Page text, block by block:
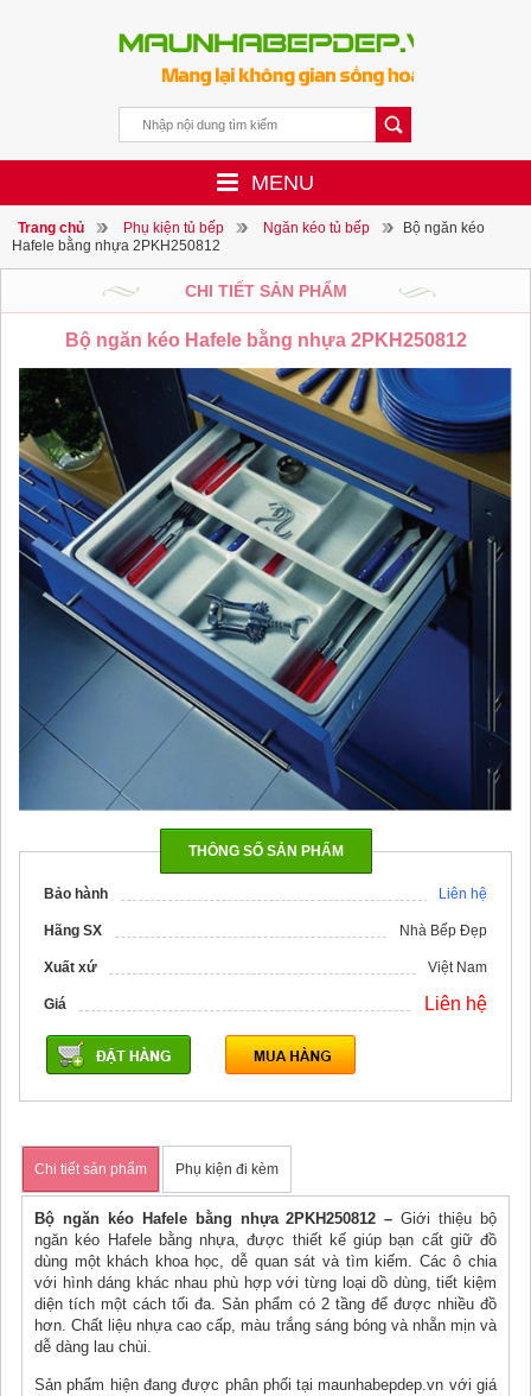
MENU
Trang chủ Phụ kiện tủ bếp Ngăn kéo tủ bếp
Bộ ngăn kéo
Hafele bằng nhựa 2PKH250812
CHI TIẾT SẢN PHẨM
Bộ ngăn kéo Hafele bằng nhựa 2PKH250812
THÔNG SỐ SẢN PHẨM
Bảo hành Liên hệ
Hãng SX Nhà Bếp Đẹp
Xuất xứ Việt Nam
Giá Liên hệ
Chi tiết sản phẩm Phụ kiện đi kèm
Bộ ngăn kéo Hafele bằng nhựa 2PKH250812 –Giới thiệu bộ
ngăn kéo Hafele bằng nhựa, được thiết kế giúp bạn cất giữ đồ
dùng một khách khoa học, dễ quan sát và tìm kiếm. Các ô chia
với hình dáng khác nhau phù hợp với từng loại dồ dùng, tiết kiệm
diện tích một cách tối đa. Sản phẩm có 2 tầng để được nhiều đồ
hơn. Chất liệu nhựa cao cấp, màu trắng sáng bóng và nhẵn mịn và
dễ dàng lau chùi.
Sản phẩm hiện đang được phân phối tại maunhabepdep.vn với giá